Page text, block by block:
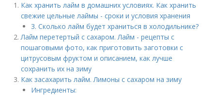
Как хранить лайм в домашних условиях. Как хранить
свежие цельные лаймы - сроки и условия хранения
3. Сколько лайм будет храниться в холодильнике?
Лайм перетертый с сахаром. Лайм - рецепты с
пошаговыми фото, как приготовить заготовки с
цитрусовым фруктом и описанием, как лучше
сохранить их на зиму
Как засахарить лайм. Лимоны с сахаром на зиму
Ингредиенты: